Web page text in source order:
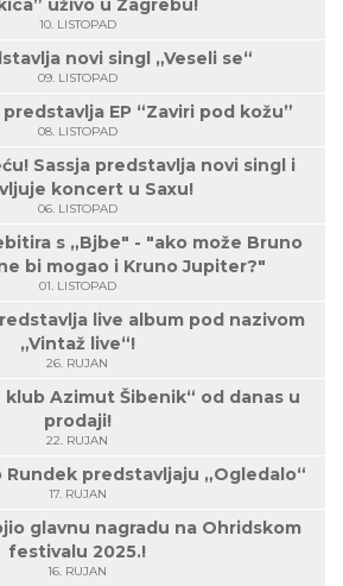
uživo u Zagrebu!
10. LISTOPAD
novi singl „Veseli se“
09. LISTOPAD
EP “Zaviri pod kožu”
08. LISTOPAD
Sassja predstavlja novi singl i
koncert u Saxu!
06. LISTOPAD
s „Bjbe" - "ako može Bruno
bi mogao i Kruno Jupiter?"
01. LISTOPAD
live album pod nazivom
„Vintaž live“!
26. RUJAN
klub Azimut Šibenik“ od danas u
prodaji!
22. RUJAN
Rundek predstavljaju „Ogledalo“
17. RUJAN
glavnu nagradu na Ohridskom
festivalu 2025.!
16. RUJAN